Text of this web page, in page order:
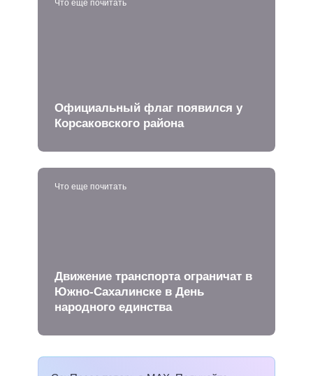
Что еще почитать
Официальный флаг появился у
Корсаковского района
Что еще почитать
Движение транспорта ограничат в
Южно-Сахалинске в День
народного единства